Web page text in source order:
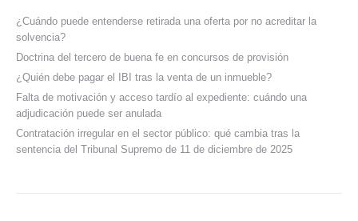
¿Cuándo puede entenderse retirada una oferta por no acreditar la
solvencia?
Doctrina del tercero de buena fe en concursos de provisión
¿Quién debe pagar el IBI tras la venta de un inmueble?
Falta de motivación y acceso tardío al expediente: cuándo una
adjudicación puede ser anulada
Contratación irregular en el sector público: qué cambia tras la
sentencia del Tribunal Supremo de 11 de diciembre de 2025